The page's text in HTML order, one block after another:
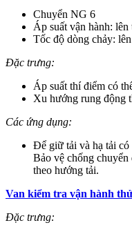
Chuyển NG 6
Áp suất vận hành: lên
Tốc độ dòng chảy:
Đặc trưng:
Áp suất thí điểm có
Xu hướng rung động
Các ứng dụng:
Để giữ tải và hạ tải có
Bảo vệ chống
theo hướng tải.
Van kiểm tra vận hành
Đặc trưng: